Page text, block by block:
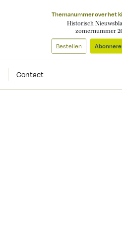
Themanummer over het
Historisch
zomernummer
Bestellen
Contact